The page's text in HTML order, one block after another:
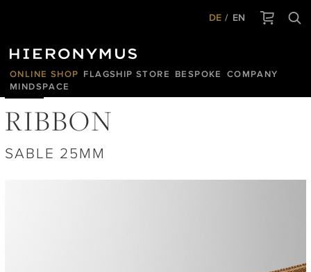
DE EN
ONLINE SHOP FLAGSHIP STORE BESPOKE
COMPANY
MINDSPACE
RIBBON
SABLE 25MM